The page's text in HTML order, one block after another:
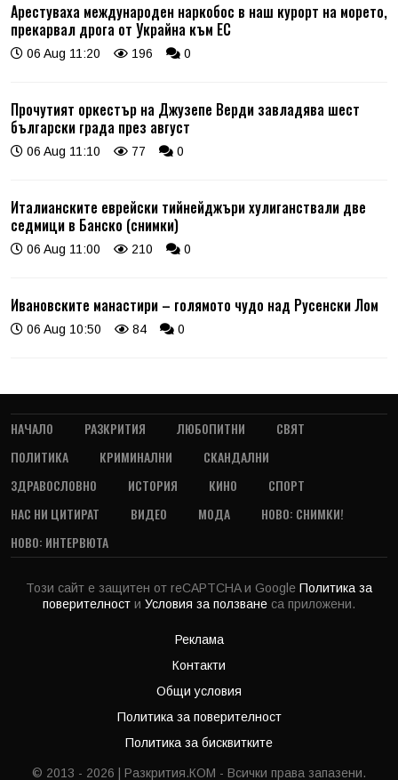
Арестуваха международен наркобос в наш курорт на морето,
прекарвал дрога от Украйна към ЕС
06 Aug 11:20 196 0
Прочутият оркестър на Джузепе Верди завладява шест
български града през август
06 Aug 11:10 77 0
Италианските еврейски тийнейджъри хулиганствали две
седмици в Банско (снимки)
06 Aug 11:00 210 0
Ивановските манастири – голямото чудо над Русенски Лом
06 Aug 10:50 84 0
НАЧАЛО РАЗКРИТИЯ ЛЮБОПИТНИ
СВЯТ
ПОЛИТИКА
КРИМИНАЛНИ
СКАНДАЛНИ
ЗДРАВОСЛОВНО
ИСТОРИЯ КИНО
СПОРТ
НАС НИ ЦИТИРАТ
ВИДЕО МОДА
НОВО: СНИМКИ!
НОВО: ИНТЕРВЮТА
Този сайт е защитен от reCAPTCHA и Google Политика за
поверителност и Условия за ползване са приложени.
Реклама
Контакти
Общи условия
Политика за поверителност
Политика за бисквитките
© 2013 - 2026 | Разкрития.КОМ - Всички права запазени.